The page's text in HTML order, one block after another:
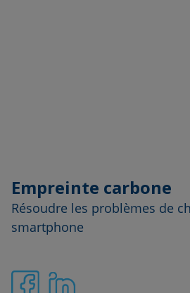
Empreinte carbone
Résoudre les problèmes de
smartphone